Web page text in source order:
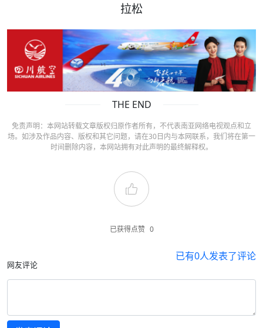
拉松
THE END
免责声明：本网站转载文章版权归原作者所有，不代表南亚网络电视观点和立
场。如涉及作品内容、版权和其它问题，请在30日内与本网联系，我们将在第一
时间删除内容，本网站拥有对此声明的最终解释权。
已获得点赞 0
网友评论
已有0人发表了评论